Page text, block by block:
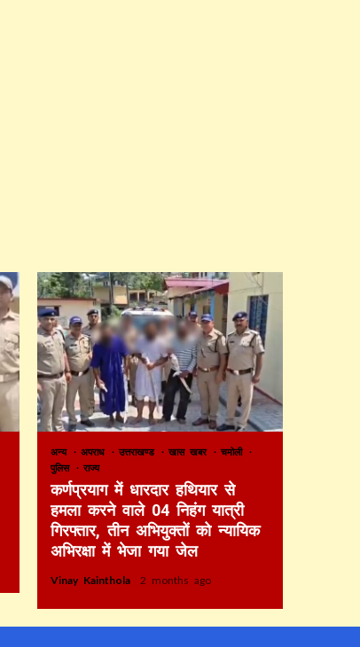
अन्य अपराध उत्तराखण्ड खास खबर
चमोली
पुलिस
राज्य
कर्णप्रयाग में धारदार हथियार से
हमला करने वाले 04 निहंग यात्री
गिरफ्तार, तीन अभियुक्तों को न्यायिक
अभिरक्षा में भेजा गया जेल
Vinay Kainthola 2 months ago